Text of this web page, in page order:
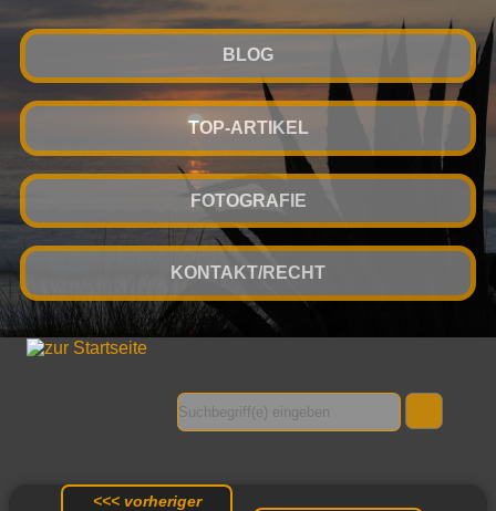
BLOG
TOP-ARTIKEL
FOTOGRAFIE
KONTAKT/RECHT
<<< vorheriger